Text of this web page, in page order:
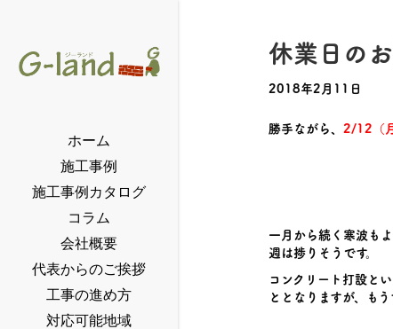
ホーム
施工事例
施工事例カタログ
コラム
会社概要
代表からのご挨拶
工事の進め方
対応可能地域
休業日の
2018年2月11日
勝手ながら、 2/12（
一月から続く寒波も
週は捗りそうです。
コンクリート打設と
ととなりますが、も